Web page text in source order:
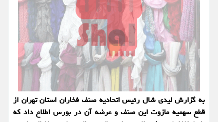
به گزارش لیدی شال رئیس اتحادیه صنف فخاران استان تهران از
قطع سهمیه مازوت این صنف و عرضه آن در بورس اطلاع داد كه